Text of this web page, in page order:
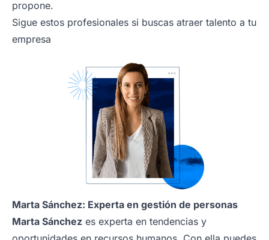
propone.
Sigue estos profesionales si buscas atraer talento a tu
empresa
Marta Sánchez: Experta en gestión de personas
Marta Sánchez es experta en tendencias y